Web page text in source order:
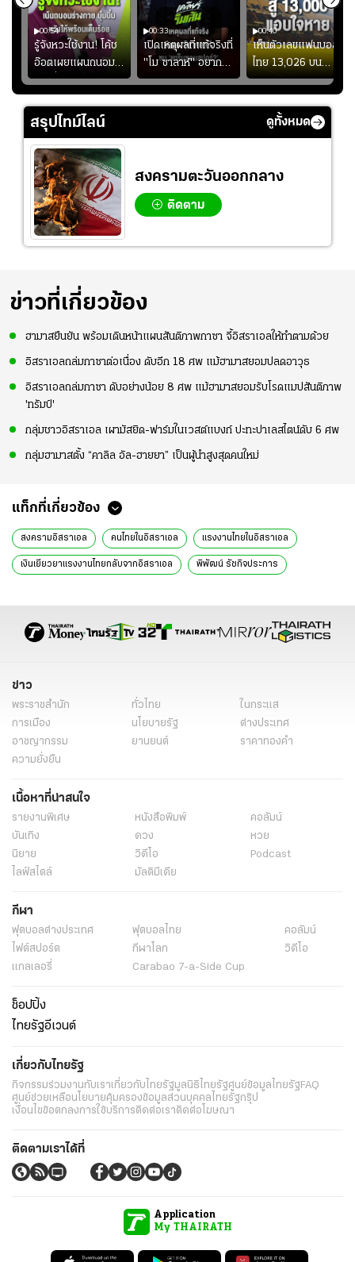
00:54
รู้จังหวะใช้งาน! โค้ช
อ๊อตเผยแผนถนอม
“บุ๋มบิ๋ม” เพื่อรักษา
ร่างกายให้พร้อมที่สุด
00:33
เปิดเหตุผลที่แท้จริงที่
"โม ซาลาห์" อยาก
ย้ายซบ "แทร็บซอนส
ปอร์"
00:40
เห็นตัวเลขแฟนบอล
ไทย 13,026 บน
สกอร์บอร์ดแล้วแอบ
ใจหาย น้อยกว่านัดที่
แล้วเจอมาเลเซียตั้ง
สรุปไทม์ไลน์ ดูทั้งหมด
สงครามตะวันออกกลาง
ติดตาม
ข่าวที่เกี่ยวข้อง
ฮามาสยืนยัน พร้อมเดินหน้าแผนสันติภาพกาซา จี้อิสราเอลให้ทำตามด้วย
อิสราเอลถล่มกาซาต่อเนื่อง ดับอีก 18 ศพ แม้ฮามาสยอมปลดอาวุธ
อิสราเอลถล่มกาซา ดับอย่างน้อย 8 ศพ แม้ฮามาสยอมรับโรดแมปสันติภาพ
'ทรัมป์'
กลุ่มชาวอิสราเอล เผามัสยิด-ฟาร์มในเวสต์แบงก์ ปะทะปาเลสไตน์ดับ 6 ศพ
กลุ่มฮามาสตั้ง “คาลิล อัล-ฮายยา” เป็นผู้นำสูงสุดคนใหม่
แท็กที่เกี่ยวข้อง
สงครามอิสราเอล คนไทยในอิสราเอล แรงงานไทยในอิสราเอล
เงินเยียวยาแรงงานไทยกลับจากอิสราเอล พิพัฒน์ รัชกิจประการ
ข่าวคนไทยในอิสราเอล ข่าวคนไทยในอิสราเอลล่าสุด ข่าวการเมือง
ข่าว
พระราชสำนัก ทั่วไทย
ในกระแส
การเมือง
นโยบายรัฐ
ต่างประเทศ
อาชญากรรม
ยานยนต์
ราคาทองคำ
ความยั่งยืน
เนื้อหาที่น่าสนใจ
รายงานพิเศษ หนังสือพิมพ์
คอลัมน์
บันเทิง
ดวง
หวย
นิยาย
วิดีโอ
Podcast
ไลฟ์สไตล์
มัลติมีเดีย
กีฬา
ฟุตบอลต่่างประเทศ ฟุตบอลไทย
คอลัมน์
ไฟต์สปอร์ต
กีฬาโลก
วิดีโอ
แกลเลอรี่
Carabao 7-a-Side Cup
ช็อปปิ้ง
ไทยรัฐอีเวนต์
เกี่ยวกับไทยรัฐ
กิจกรรมร่วมงานกับเราเกี่ยวกับไทยรัฐมูลนิธิไทยรัฐศูนย์ข้อมูลไทยรัฐFAQ
ศูนย์ช่วยเหลือนโยบายคุ้มครองข้อมูลส่วนบุคคลไทยรัฐกรุ๊ป
เงื่อนไขข้อตกลงการใช้บริการติดต่อเราติดต่อโฆษณา
ติดตามเราได้ที่
Application
My THAIRATH